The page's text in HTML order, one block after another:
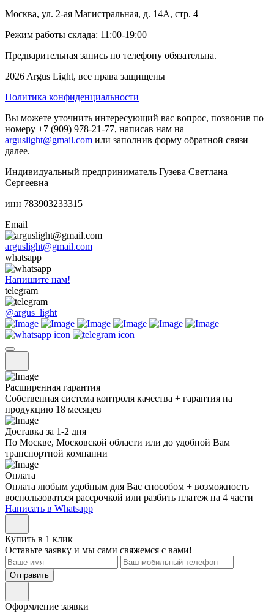
Москва, ул. 2-ая Магистральная, д. 14А, стр. 4
Режим работы склада: 11:00-19:00
Предварительная запись по телефону обязательна.
2026 Argus Light, все права защищены
Политика конфиденциальности
Вы можете уточнить интересующий вас вопрос, позвонив по
номеру +7 (909) 978-21-77, написав нам на
arguslight@gmail.com или заполнив форму обратной связи
далее.
Индивидуальный предприниматель Гузева Светлана
Сергеевна
инн 783903233315
Email
arguslight@gmail.com
whatsapp
Напишите нам!
telegram
@argus_light
Расширенная гарантия
Собственная система контроля качества + гарантия на
продукцию 18 месяцев
Доставка за 1-2 дня
По Москве, Московской области или до удобной Вам
транспортной компании
Оплата
Оплата любым удобным для Вас способом + возможность
воспользоваться рассрочкой или разбить платеж на 4 части
Написать в Whatsapp
Купить в 1 клик
Оставьте заявку и мы сами свяжемся с вами!
Отправить
Оформление заявки